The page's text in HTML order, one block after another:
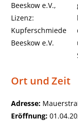
Ort und Zeit
Adresse:
Eröffnung: